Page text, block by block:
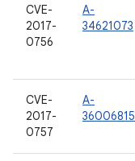
CVE-
2017-
0756
A-
34621073
CVE-
2017-
0757
A-
36006815